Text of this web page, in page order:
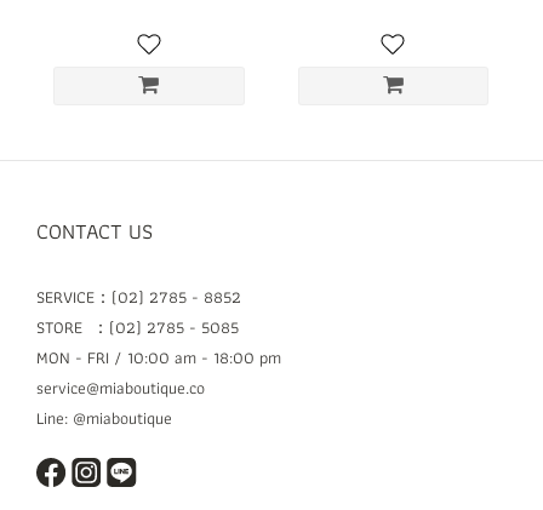
CONTACT US
SERVICE：(02) 2785 - 8852
STORE ：(02) 2785 - 5085
MON - FRI / 10:00 am - 18:00 pm
service@miaboutique.co
Line: @miaboutique